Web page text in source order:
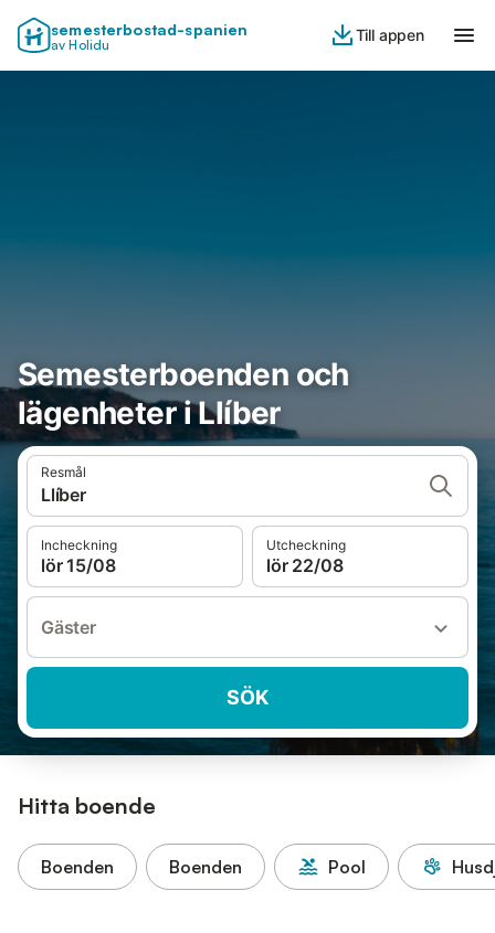
semesterbostad-spanien
av Holidu
Till appen
Semesterboenden och
lägenheter i Llíber
Resmål
Llíber
Incheckning
lör 15/08
Utcheckning
lör 22/08
Gäster
SÖK
Hitta boende
Boenden Boenden Pool